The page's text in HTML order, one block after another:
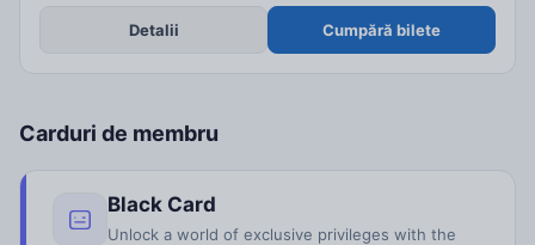
Detalii Cumpără bilete
Carduri de membru
Black Card
Unlock a world of exclusive privileges with the